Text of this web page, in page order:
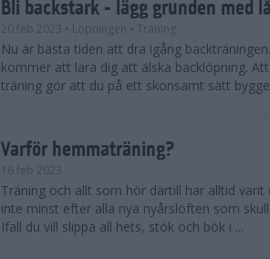
Bli backstark - lägg grunden med
20 feb 2023 • Löpningen • Träning
Nu är bästa tiden att dra igång
kommer att lära dig att älska backlöpning.
träning gör att du på ett skonsamt sätt
Varför hemmaträning?
16 feb 2023
Träning och allt som hör därtill har alltid varit
inte minst efter alla nya nyårslöften som
Ifall du vill slippa all hets, stök och bök i ...